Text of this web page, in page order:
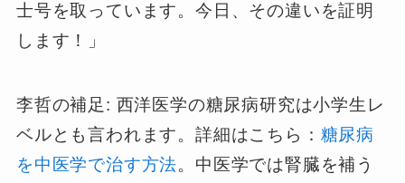
士号を取っています。今日、その違いを証明
します！」
李哲の補足: 西洋医学の糖尿病研究は小学生レ
ベルとも言われます。詳細はこちら： 糖尿病
を中医学で治す方法。中医学では腎臓を補う